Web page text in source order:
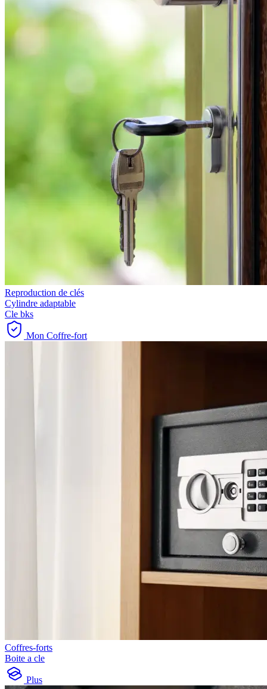
Reproduction de clés
Cylindre adaptable
Cle bks
Mon Coffre-fort
Coffres-forts
Boite a cle
Plus